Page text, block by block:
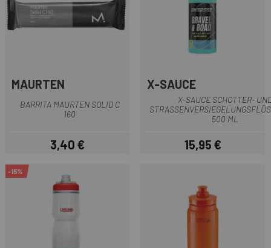
MAURTEN
BARRITA MAURTEN SOLID C
160
Preis
3,40 €
X-SAUCE
X-SAUCE SCHOTTER-
00 ML
Preis
15,95 €
-15%